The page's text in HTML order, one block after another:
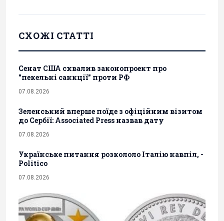
СХОЖІ СТАТТІ
Сенат США схвалив законопроект про
"пекельні санкції" проти РФ
07.08.2026
Зеленський вперше поїде з офіційним візитом
до Сербії: Associated Press назвав дату
07.08.2026
Українське питання розкололо Італію навпіл, -
Politico
07.08.2026